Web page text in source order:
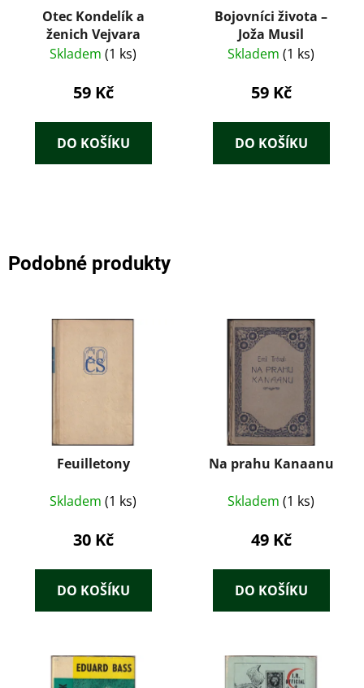
Otec Kondelík a
ženich Vejvara
Skladem (1 ks)
59 Kč
DO KOŠÍKU
Bojovníci života –
Joža Musil
Skladem (1 ks)
59 Kč
DO KOŠÍKU
Podobné produkty
Feuilletony
Skladem (1 ks)
30 Kč
DO KOŠÍKU
Na prahu Kanaanu
Skladem (1 ks)
49 Kč
DO KOŠÍKU